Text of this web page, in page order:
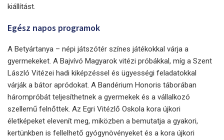
kiállítást.
Egész napos programok
A Betyártanya – népi játszótér színes játékokkal várja a
gyermekeket. A Bajvívó Magyarok vitézi próbákkal, míg a Szent
László Vitézei hadi kiképzéssel és ügyességi feladatokkal
várják a bátor apródokat. A Bandérium Honoris táborában
hárompróbát teljesíthetnek a gyermekek és a vállalkozó
szellemű felnőttek. Az Egri Vitézlő Oskola kora újkori
életképeket elevenít meg, miközben a bemutatja a gyakori,
kertünkben is fellelhető gyógynövényeket és a kora újkori